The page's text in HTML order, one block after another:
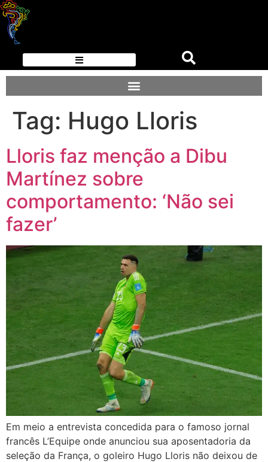
Tag: Hugo Lloris
Lloris faz menção a Dibu
Martínez sobre
comportamento: ‘Não sei
fazer’
Em meio a entrevista concedida para o famoso jornal
francês L’Equipe onde anunciou sua aposentadoria da
seleção da França, o goleiro Hugo Lloris não deixou de